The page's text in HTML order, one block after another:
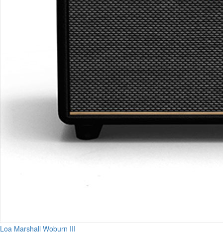
Loa Marshall Woburn III